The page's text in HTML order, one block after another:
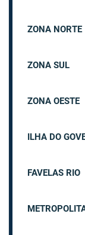
ZONA NORTE
ZONA SUL
ZONA OESTE
ILHA DO
FAVELAS RIO